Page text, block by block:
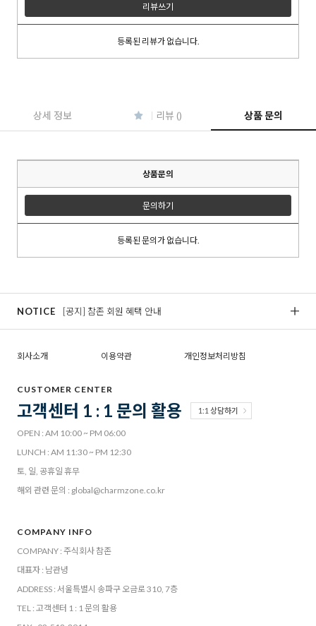
이코 라이프 하
리뷰쓰기
등록된 리뷰가 없습니다.
상세 정보 리뷰 () 상품 문의
상품문의
문의하기
등록된 문의가 없습니다.
NOTICE [공지] 참존 회원 혜택 안내
회사소개 이용약관 개인정보처리방침
CUSTOMER CENTER
고객센터 1 : 1 문의 활용 1:1 상담하기
OPEN : AM 10:00 ~ PM 06:00
LUNCH : AM 11:30 ~ PM 12:30
토, 일, 공휴일 휴무
해외 관련 문의 : global@charmzone.co.kr
COMPANY INFO
COMPANY : 주식회사 참존
대표자 : 남관녕
ADDRESS : 서울특별시 송파구 오금로 310, 7층
TEL : 고객센터 1 : 1 문의 활용